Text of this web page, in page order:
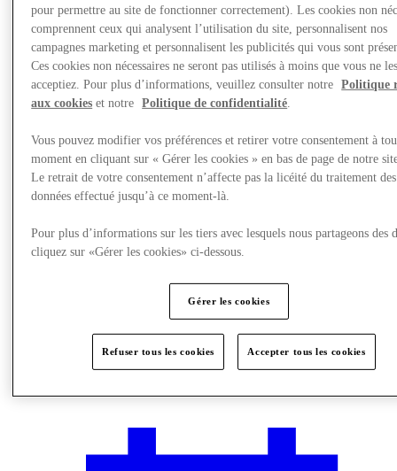
Nous rendre visite
pour permettre au site de fonctionner correctement). Les cookies non
comprennent ceux qui analysent l’utilisation du site, personnalisent nos
campagnes marketing et personnalisent les publicités qui vous sont
Ces cookies non nécessaires ne seront pas utilisés à moins que vous ne
acceptiez. Pour plus d’informations, veuillez consulter notre
Politique
aux cookies et notre Politique de confidentialité
Vous pouvez modifier vos préférences et retirer votre consentement à
moment en cliquant sur « Gérer les cookies » en bas de page de notre
Le retrait de votre consentement n’affecte pas la licéité du traitement des
données effectué jusqu’à ce moment-là.
Pour plus d’informations sur les tiers avec lesquels nous partageons des
cliquez sur «Gérer les cookies» ci-dessous.
Gérer les cookies
Refuser tous les cookies Accepter tous les cookies